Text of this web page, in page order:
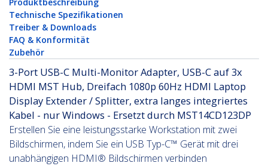
Technische Spezifikationen
Treiber & Downloads
FAQ & Konformität
Zubehör
3-Port USB-C Multi-Monitor Adapter, USB-C auf 3x
HDMI MST Hub, Dreifach 1080p 60Hz HDMI Laptop
Display Extender / Splitter, extra langes integriertes
Kabel - nur Windows - Ersetzt durch MST14CD123DP
Erstellen Sie eine leistungsstarke Workstation mit zwei
Bildschirmen, indem Sie ein USB Typ-C™ Gerät mit drei
unabhängigen HDMI® Bildschirmen verbinden